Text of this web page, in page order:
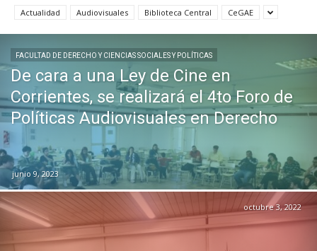
Actualidad Audiovisuales Biblioteca Central CeGAE
FACULTAD DE DERECHO Y CIENCIAS SOCIALES Y POLÍTICAS
De cara a una Ley de Cine en
Corrientes, se realizará el 4to Foro de
Políticas Audiovisuales en Derecho
junio 9, 2023
octubre 3, 2022